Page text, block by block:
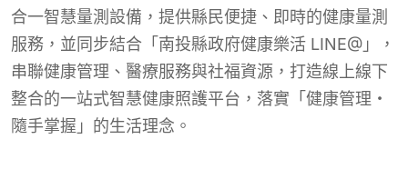
合一智慧量測設備，提供縣民便捷、即時的健康量測
服務，並同步結合「南投縣政府健康樂活 LINE@」，
串聯健康管理、醫療服務與社福資源，打造線上線下
整合的一站式智慧健康照護平台，落實「健康管理・
隨手掌握」的生活理念。